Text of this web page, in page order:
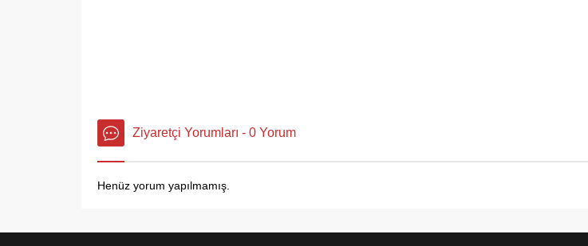
Ziyaretçi Yorumları - 0 Yorum
Henüz yorum yapılmamış.